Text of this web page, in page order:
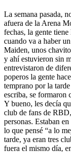
La semana pasada,
afuera de la Arena
fechas, la gente
cuando va a haber
Maiden, unos
y ahí estuvieron sin
entrevistaron de
poperos la gente
temprano por la
escriba, se formaron
Y bueno, les decía
club de fans de
personas. Estaban
lo que pensé “a lo
tarde, ya eran tres
fuera el mismo día,